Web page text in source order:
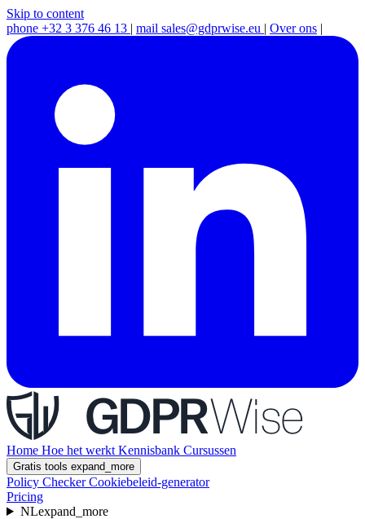
Skip to content
phone +32 3 376 46 13 | mail sales@gdprwise.eu | Over ons |
Home Hoe het werkt Kennisbank Cursussen
Gratis tools expand_more
Policy CheckerCookiebeleid-generator
Pricing
NLexpand_more